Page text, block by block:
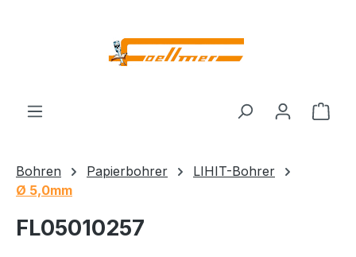
Bohren Papierbohrer
LIHIT-Bohrer
Ø 5,0mm
FL05010257